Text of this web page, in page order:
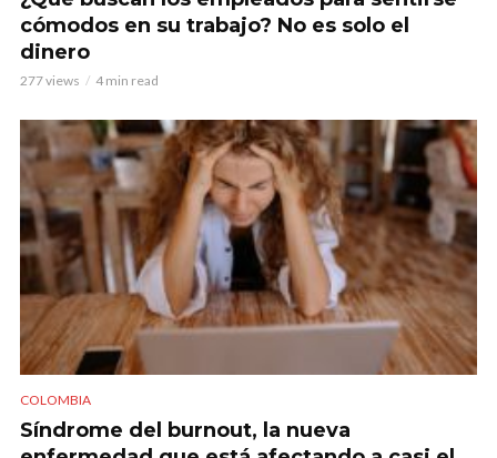
cómodos en su trabajo? No es solo el
dinero
277 views 4 min read
COLOMBIA
Síndrome del burnout, la nueva